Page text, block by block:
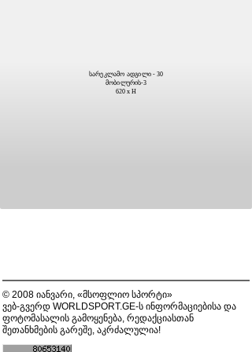
სარეკლამო ადგილი - 30
მობილურის-3
620 x H
© 2008 იანვარი, «მსოფლიო სპორტი»
ვებ-გვერდ WORLDSPORT.GE-ს ინფორმაციებისა და
ფოტომასალის გამოყენება, რედაქციასთან
შეთანხმების გარეშე, აკრძალულია!